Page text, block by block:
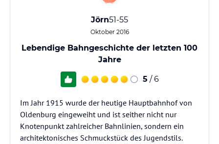
Jörn51-55
Oktober 2016
Lebendige Bahngeschichte der letzten 100
Jahre
5 / 6
Im Jahr 1915 wurde der heutige Hauptbahnhof von
Oldenburg eingeweiht und ist seither nicht nur
Knotenpunkt zahlreicher Bahnlinien, sondern ein
architektonisches Schmuckstück des Jugendstils.